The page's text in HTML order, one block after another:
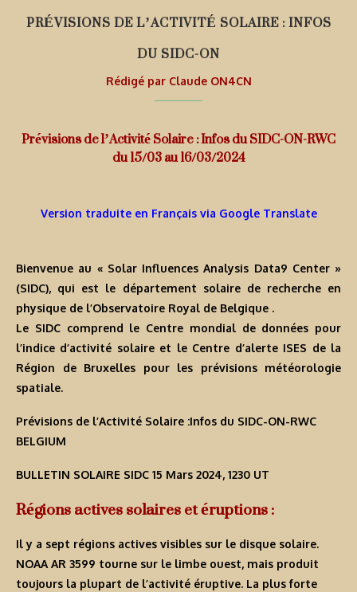
PRÉVISIONS DE L’ACTIVITÉ SOLAIRE : INFOS
DU SIDC-ON
Rédigé par Claude ON4CN
Prévisions de l’Activité Solaire : Infos du SIDC-ON-RWC
du 15/03 au 16/03/2024
Version traduite en Français via Google Translate
Bienvenue au « Solar Influences Analysis Data9 Center »
(SIDC), qui est le département solaire de recherche en
physique de l’Observatoire Royal de Belgique .
Le SIDC comprend le Centre mondial de données pour
l’indice d’activité solaire et le Centre d’alerte ISES de la
Région de Bruxelles pour les prévisions météorologie
spatiale.
Prévisions de l’Activité Solaire :Infos du SIDC-ON-RWC
BELGIUM
BULLETIN SOLAIRE SIDC 15 Mars 2024, 1230 UT
Régions actives solaires et éruptions :
Il y a sept régions actives visibles sur le disque solaire.
NOAA AR 3599 tourne sur le limbe ouest, mais produit
toujours la plupart de l’activité éruptive. La plus forte